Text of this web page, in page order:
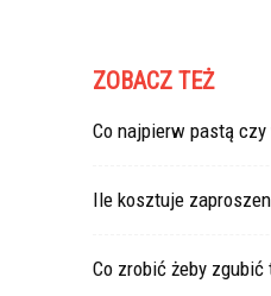
ZOBACZ TEŻ
Co najpierw pastą czy
Ile kosztuje
Co zrobić żeby zgubić